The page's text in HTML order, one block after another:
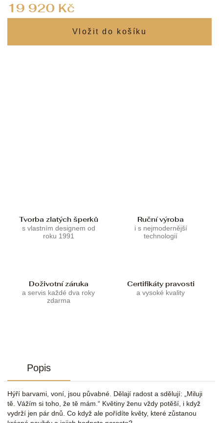
19 920 Kč
Tvorba zlatých šperků
s vlastním designem od
roku 1991
Ruční výroba
i s nejmodernější
technologií
Doživotní záruka
a servis každé dva roky
zdarma
Certifikáty pravosti
a vysoké kvality
Popis
Hýří barvami, voní, jsou půvabné. Dělají radost a sdělují: „Miluji
tě. Vážím si toho, že tě mám.“ Květiny ženu vždy potěší, i když
vydrží jen pár dnů. Co když ale pořídíte květy, které zůstanou